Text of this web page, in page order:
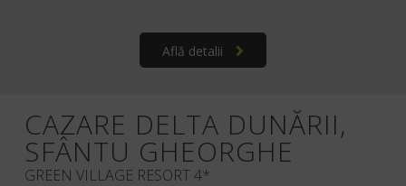
Află detalii
CAZARE DELTA DUNĂRII,
SFÂNTU GHEORGHE
GREEN VILLAGE RESORT 4*